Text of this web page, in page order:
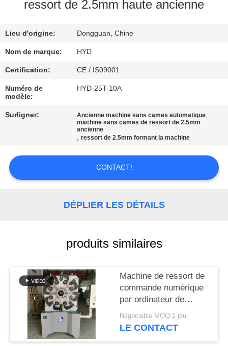
DE
QUALITÉ
CONTACTEZ-
NOUS
NOUVELLES
DEMANDEZ
UNE
CITATION
SITE
PRIVACY
POLICY
ressort de 2.5mm haute ancienne
Lieu d'origine: Dongguan, Chine
Nom de marque: HYD
Certification: CE / IS09001
Numéro de
modèle:
HYD-25T-10A
Surligner: Ancienne machine sans cames automatique,
machine sans cames de ressort de 2.5mm
ancienne
,ressort de 2.5mm formant la machine
CONTACT!
DÉPLIER LES DÉTAILS
produits similaires
Machine de ressort de
commande numérique
par ordinateur de
Controlller de 3 axes
guide la machine de
Négociable MOQ:1 jeu
LE CONTACT